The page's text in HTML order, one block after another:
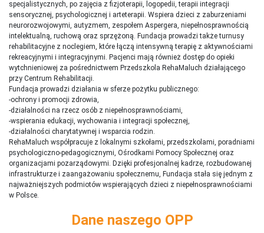
specjalistycznych, po zajęcia z fizjoterapii, logopedii, terapii integracji
sensorycznej, psychologicznej i arteterapii. Wspiera dzieci z zaburzeniami
neurorozwojowymi, autyzmem, zespołem Aspergera, niepełnosprawnością
intelektualną, ruchową oraz sprzężoną. Fundacja prowadzi także turnusy
rehabilitacyjne z noclegiem, które łączą intensywną terapię z aktywnościami
rekreacyjnymi i integracyjnymi. Pacjenci mają również dostęp do opieki
wytchnieniowej za pośrednictwem Przedszkola RehaMaluch działającego
przy Centrum Rehabilitacji.
Fundacja prowadzi działania w sferze pożytku publicznego:
-ochrony i promocji zdrowia,
-działalności na rzecz osób z niepełnosprawnościami,
-wspierania edukacji, wychowania i integracji społecznej,
-działalności charytatywnej i wsparcia rodzin.
RehaMaluch współpracuje z lokalnymi szkołami, przedszkolami, poradniami
psychologiczno-pedagogicznymi, Ośrodkami Pomocy Społecznej oraz
organizacjami pozarządowymi. Dzięki profesjonalnej kadrze, rozbudowanej
infrastrukturze i zaangażowaniu społecznemu, Fundacja stała się jednym z
najważniejszych podmiotów wspierających dzieci z niepełnosprawnościami
w Polsce.
Dane naszego OPP